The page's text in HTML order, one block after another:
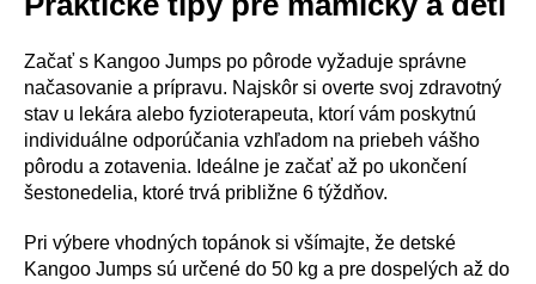
Začať s Kangoo Jumps po pôrode vyžaduje správne
načasovanie a prípravu. Najskôr si overte svoj zdravotný
stav u lekára alebo fyzioterapeuta, ktorí vám poskytnú
individuálne odporúčania vzhľadom na priebeh vášho
pôrodu a zotavenia. Ideálne je začať až po ukončení
šestonedelia, ktoré trvá približne 6 týždňov.
Pri výbere vhodných topánok si všímajte, že detské
Kangoo Jumps sú určené do 50 kg a pre dospelých až do